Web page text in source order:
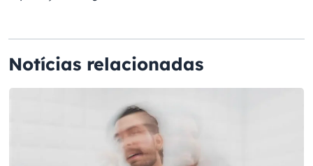
Notícias relacionadas